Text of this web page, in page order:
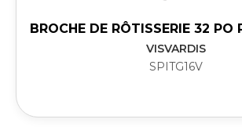
BROCHE DE RÔTISSERIE 32 PO
VISVARDIS
SPITG16V